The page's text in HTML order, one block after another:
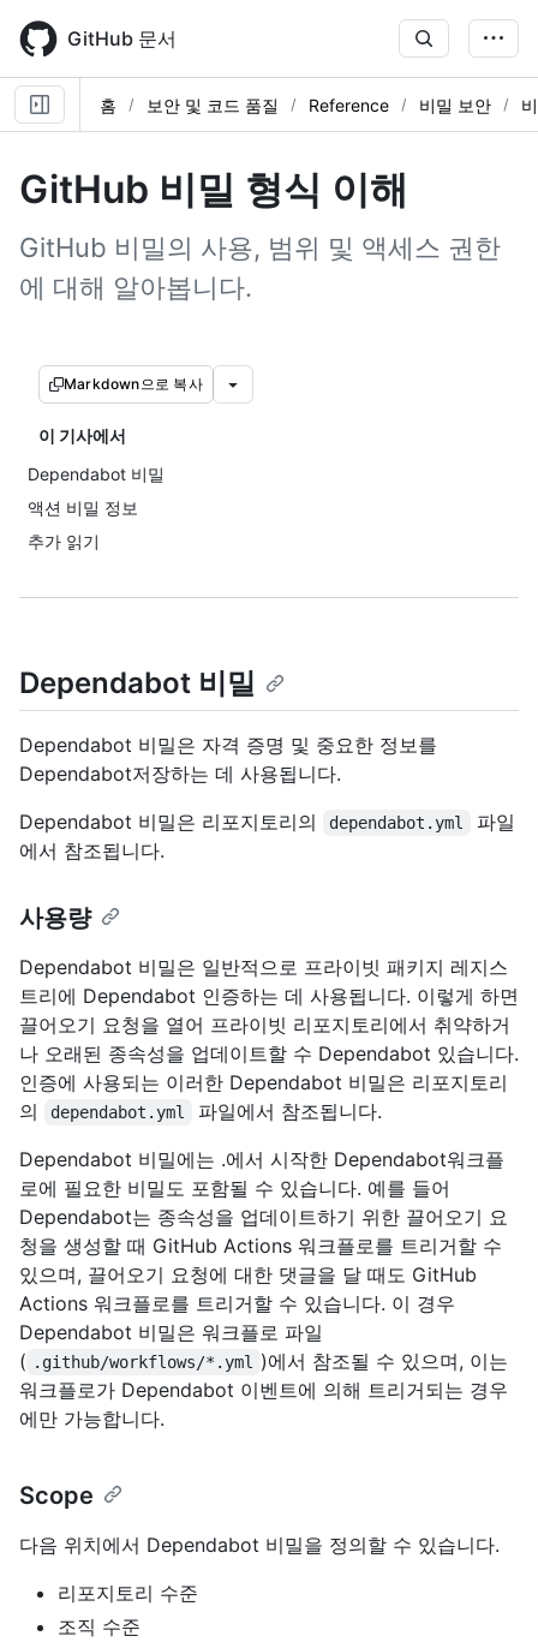
main
content
GitHub 문서
홈 보안 및 코드 품질 Reference 비밀 보안
GitHub 비밀 형식 이해
GitHub 비밀의 사용, 범위 및 액세스 권한
에 대해 알아봅니다.
Markdown으로 복사
이 기사에서
Dependabot 비밀
액션 비밀 정보
추가 읽기
Dependabot 비밀
Dependabot 비밀은 자격 증명 및 중요한 정보를
Dependabot저장하는 데 사용됩니다.
Dependabot 비밀은 리포지토리의
dependabot.yml
파일
에서 참조됩니다.
사용량
Dependabot 비밀은 일반적으로 프라이빗 패키지 레지스
트리에 Dependabot 인증하는 데 사용됩니다. 이렇게 하면
끌어오기 요청을 열어 프라이빗 리포지토리에서 취약하거
나 오래된 종속성을 업데이트할 수 Dependabot 있습니다.
인증에 사용되는 이러한 Dependabot 비밀은 리포지토리
의
dependabot.yml
파일에서 참조됩니다.
Dependabot 비밀에는 .에서 시작한 Dependabot워크플
로에 필요한 비밀도 포함될 수 있습니다. 예를 들어
Dependabot는 종속성을 업데이트하기 위한 끌어오기 요
청을 생성할 때 GitHub Actions 워크플로를 트리거할 수
있으며, 끌어오기 요청에 대한 댓글을 달 때도 GitHub
Actions 워크플로를 트리거할 수 있습니다. 이 경우
Dependabot 비밀은 워크플로 파일
( .github/workflows/*.yml
)에서 참조될 수 있으며, 이는
워크플로가 Dependabot 이벤트에 의해 트리거되는 경우
에만 가능합니다.
Scope
다음 위치에서 Dependabot 비밀을 정의할 수 있습니다.
리포지토리 수준
조직 수준